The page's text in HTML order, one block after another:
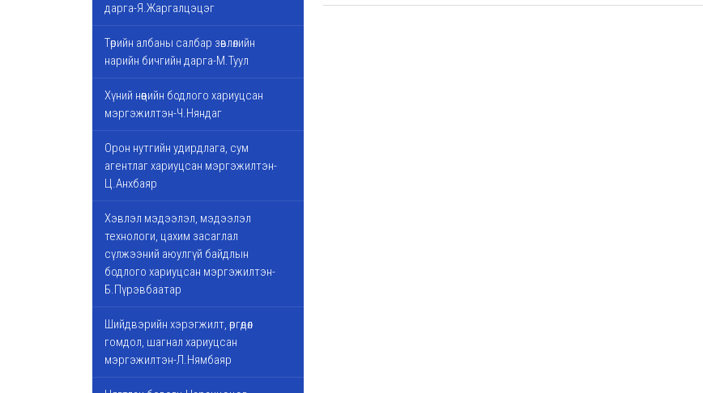
дарга-Я.Жаргалцэцэг
Төрийн албаны салбар зөвлөлийн
нарийн бичгийн дарга-М.Туул
Хүний нөөцийн бодлого хариуцсан
мэргэжилтэн-Ч.Няндаг
Орон нутгийн удирдлага, сум
агентлаг хариуцсан мэргэжилтэн-
Ц.Анхбаяр
Хэвлэл мэдээлэл, мэдээлэл
технологи, цахим засаглал
сүлжээний аюулгүй байдлын
бодлого хариуцсан мэргэжилтэн-
Б.Пүрэвбаатар
Шийдвэрийн хэрэгжилт, өргөдөл
гомдол, шагнал хариуцсан
мэргэжилтэн-Л.Нямбаяр